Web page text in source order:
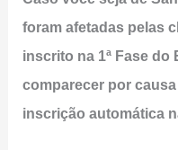
foram afetadas pelas
inscrito na 1ª Fase do
comparecer por
inscrição automática